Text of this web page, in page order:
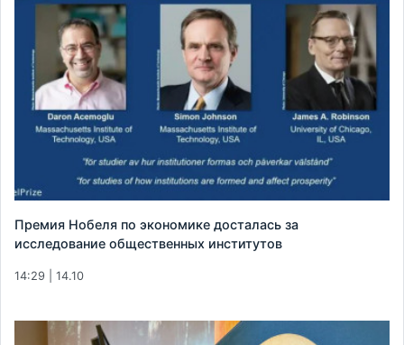
Премия Нобеля по экономике досталась за
исследование общественных институтов
14:29 | 14.10